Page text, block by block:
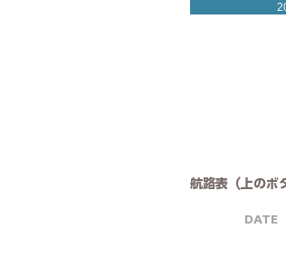
航路表（上のボ
DATE